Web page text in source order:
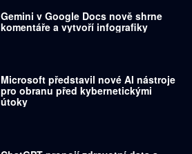
Gemini v Google Docs nově shrne
komentáře a vytvoří infografiky
Microsoft představil nové AI nástroje
pro obranu před kybernetickými
útoky